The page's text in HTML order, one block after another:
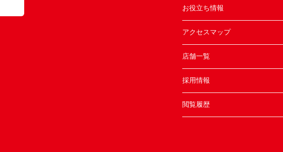
お役立ち情報
アクセスマップ
店舗一覧
採用情報
閲覧履歴